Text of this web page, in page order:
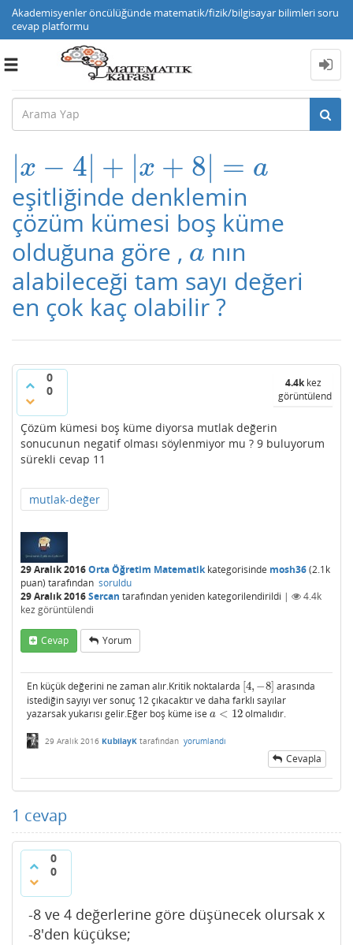
Akademisyenler öncülüğünde matematik/fizik/bilgisayar bilimleri soru
cevap platformu
Toggle
x − 4 + x + 8 = a
|x −4 |+ |x+ 8| =a
eşitliğinde denklemin
çözüm kümesi boş küme
olduğuna göre , a
a nın
alabileceği tam sayı değeri
en çok kaç olabilir ?
0
0
4.4kkez
görüntülendi
Çözüm kümesi boş küme diyorsa mutlak değerin
sonucunun negatif olması söylenmiyor mu ? 9 buluyorum
sürekli cevap 11
mutlak-değer
29 Aralık 2016Orta Öğretim Matematikkategorisinde mosh36(2.1k
puan) tarafından soruldu
29 Aralık 2016Sercan tarafındanyeniden kategorilendirildi |
4.4k
kez görüntülendi
Cevap Yorum
En küçük değerini ne zaman alır.Kritik noktalarda [4, −8]
4, −8]
arasında
istediğin sayıyı ver sonuç 12 çıkacaktır ve daha farklı sayılar
yazarsak yukarısı gelir.Eğer boş küme ise a < 12
a<12 olmalıdır.
29 Aralık 2016 KubilayK tarafından yorumlandı
Cevapla
1 cevap
0
0
-8 ve 4 değerlerine göre düşünecek olursak x
-8'den küçükse;